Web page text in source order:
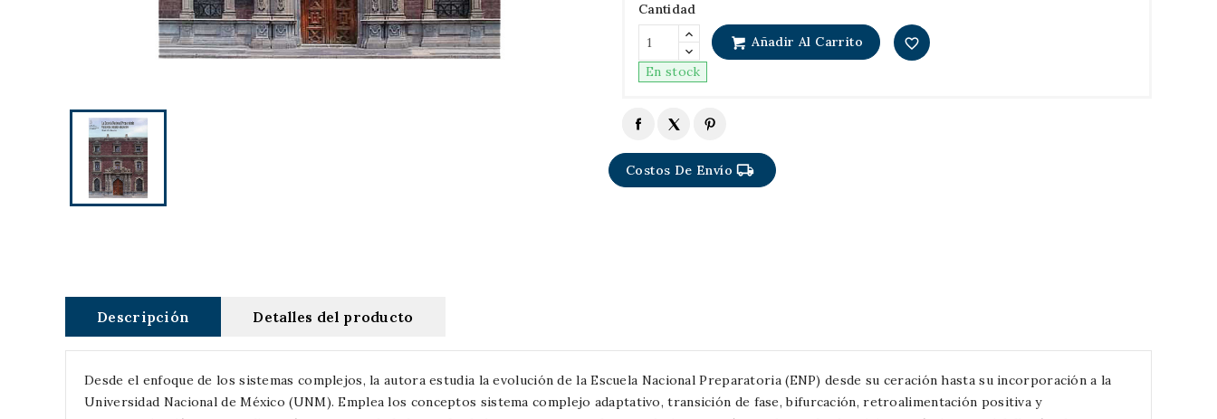
Cantidad
Añadir Al Carrito
favorite_border
En stock
Costos De Envíolocal_shipping
Descripción Detalles del producto
Desde el enfoque de los sistemas complejos, la autora estudia la evolución de la Escuela Nacional Preparatoria (ENP) desde su ceración hasta su incorporación a la
Universidad Nacional de México (UNM). Emplea los conceptos sistema complejo adaptativo, transición de fase, bifurcación, retroalimentación positiva y